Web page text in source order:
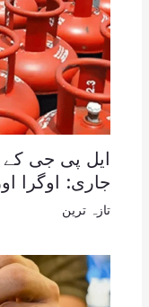
ایل پی جی کے
جاری: اوگرا
تازہ ترین